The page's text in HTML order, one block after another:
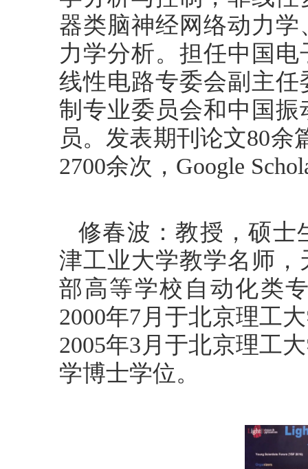
器类脑神经网络动力
力学分析。担任中国
线性电路专委会副主
制专业委员会和中国
员。发表期刊论文80余
2700余次，Google
修春波：教授，硕士
津工业大学教学名师
部高等学校自动化类
2000年7月于北京理工
2005年3月于北京理工
学博士学位。